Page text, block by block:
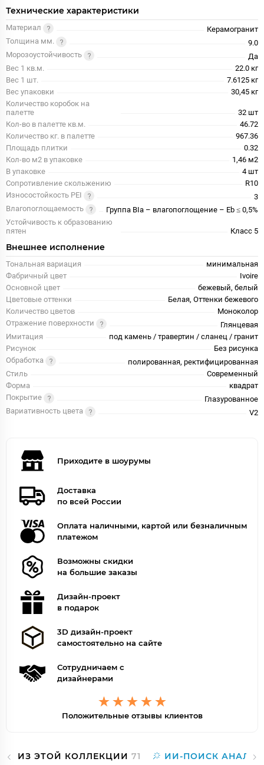
Технические характеристики
Материал
Керамогранит
Толщина мм.
9.0
Морозоустойчивость
Да
Вес 1 кв.м.
22.0 кг
Вес 1 шт.
7.6125 кг
Вес упаковки
30,45 кг
Количество коробок на
палетте
32 шт
Кол-во в палетте кв.м.
46.72
Количество кг. в палетте
967.36
Площадь плитки
0.32
Кол-во м2 в упаковке
1,46 м2
В упаковке
4 шт
Сопротивление скольжению
R10
Износостойкость PEI
3
Влагопоглощаемость
Группа BIa – влагопоглощение – Eb ≤ 0,5%
Устойчивость к образованию
пятен
Класс 5
Внешнее исполнение
Тональная вариация
минимальная
Фабричный цвет
Ivoire
Основной цвет
бежевый, белый
Цветовые оттенки
Белая, Оттенки бежевого
Количество цветов
Моноколор
Отражение поверхности
Глянцевая
Имитация
под камень / травертин / сланец / гранит
Рисунок
Без рисунка
Обработка
полированная, ректифицированная
Стиль
Современный
Форма
квадрат
Покрытие
Глазурованное
Вариативность цвета
V2
Приходите в шоурумы
Доставка
по всей России
Оплата наличными, картой или безналичным
платежом
Возможны скидки
на большие заказы
Дизайн-проект
в подарок
3D дизайн-проект
самостоятельно на сайте
Сотрудничаем с
дизайнерами
Положительные отзывы клиентов
ИЗ ЭТОЙ КОЛЛЕКЦИИ 71 ИИ-ПОИСК